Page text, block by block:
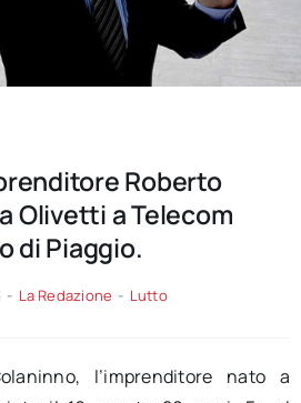
Roberto
Olivetti a Telecom
di Piaggio.
- La Redazione - Lutto
l’imprenditore nato a